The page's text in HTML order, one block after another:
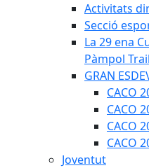
Activitats
Secció
La 29 ena
Pàmpol Trail
GRAN
CACO
CACO
CACO
CACO
Joventut